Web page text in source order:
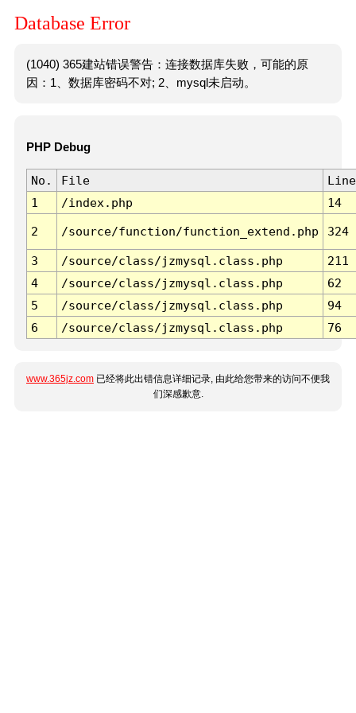
Database Error
(1040) 365建站错误警告：连接数据库失败，可能的原
因：1、数据库密码不对; 2、mysql未启动。
PHP Debug
No. File
Line
1
/index.php 14
2 /source/function/function_extend.php 324
3 /source/class/jzmysql.class.php
211
4
/source/class/jzmysql.class.php
62
5
/source/class/jzmysql.class.php
94
6
/source/class/jzmysql.class.php 76
www.365jz.com 已经将此出错信息详细记录, 由此给您带来的访问不便我
们深感歉意.